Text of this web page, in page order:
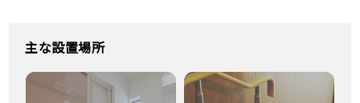
主な設置場所